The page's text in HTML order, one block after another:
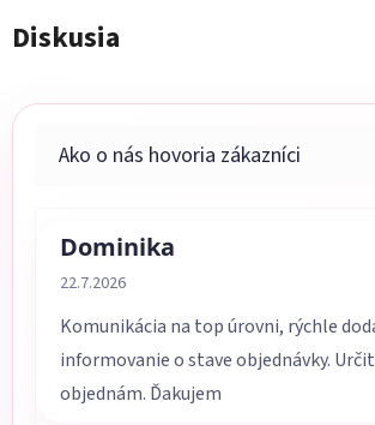
Diskusia
Dominika
Hodnotenie obchodu je 5 z 5 hviezdičiek.
22.7.2026
Komunikácia na top úrovni, rýchle
informovanie o stave objednávky.
objednám. Ďakujem